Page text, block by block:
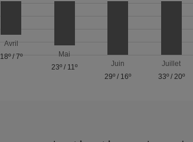
Avril
18º/ 7º
Mai
23º / 11º
Juin
29º / 16º
Juillet
33º/ 20º